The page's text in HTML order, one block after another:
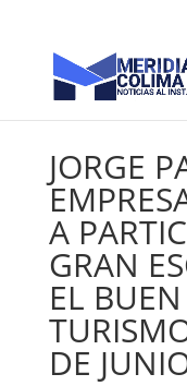
JORGE
A
GRAN
EL
DE